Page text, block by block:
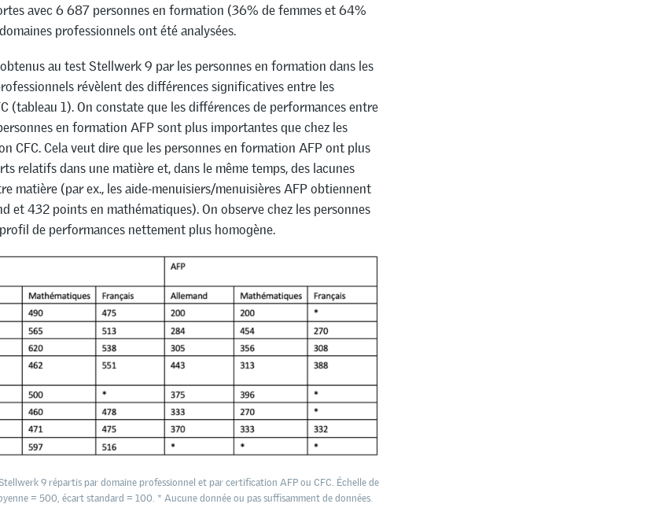
avec 6 687 personnes en formation (36% de femmes et 64%
professionnels ont été analysées.
au test Stellwerk 9 par les personnes en formation dans les
révèlent des différences significatives entre les
(tableau 1). On constate que les différences de performances entre
en formation AFP sont plus importantes que chez les
CFC. Cela veut dire que les personnes en formation AFP ont plus
relatifs dans une matière et, dans le même temps, des lacunes
matière (par ex., les aide-menuisiers/menuisières AFP obtiennent
et 432 points en mathématiques). On observe chez les personnes
de performances nettement plus homogène.
9 répartis par domaine professionnel et par certification AFP ou CFC. Échelle de
= 500, écart standard = 100. * Aucune donnée ou pas suffisamment de données.